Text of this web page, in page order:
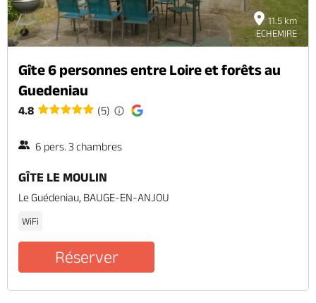
11.5 km
ECHEMIRE
Gîte 6 personnes entre Loire et forêts au
Guedeniau
4.8 (5)
6 pers. 3 chambres
GÎTE LE MOULIN
Le Guédeniau, BAUGE-EN-ANJOU
WiFi
Réserver